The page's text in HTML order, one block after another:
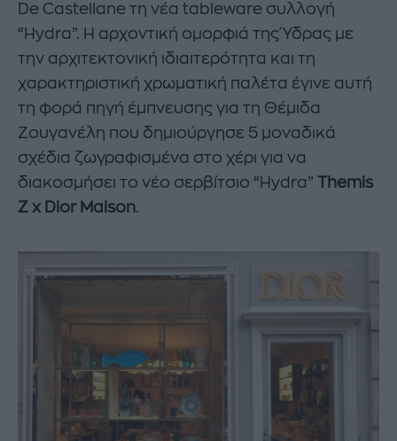
De Castellane τη νέα tableware συλλογή
“Hydra”. Η αρχοντική ομορφιά της Ύδρας με
την αρχιτεκτονική ιδιαιτερότητα και τη
χαρακτηριστική χρωματική παλέτα έγινε αυτή
τη φορά πηγή έμπνευσης για τη Θέμιδα
Ζουγανέλη που δημιούργησε 5 μοναδικά
σχέδια ζωγραφισμένα στο χέρι για να
διακοσμήσει το νέο σερβίτσιο “Hydra”
Themis
Z x Dior Maison.